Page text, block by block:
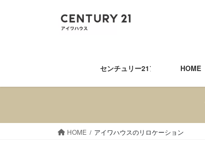
キ
に
センチュリー21アイワハウスHOME
HOME アイワハウスのリロケーション